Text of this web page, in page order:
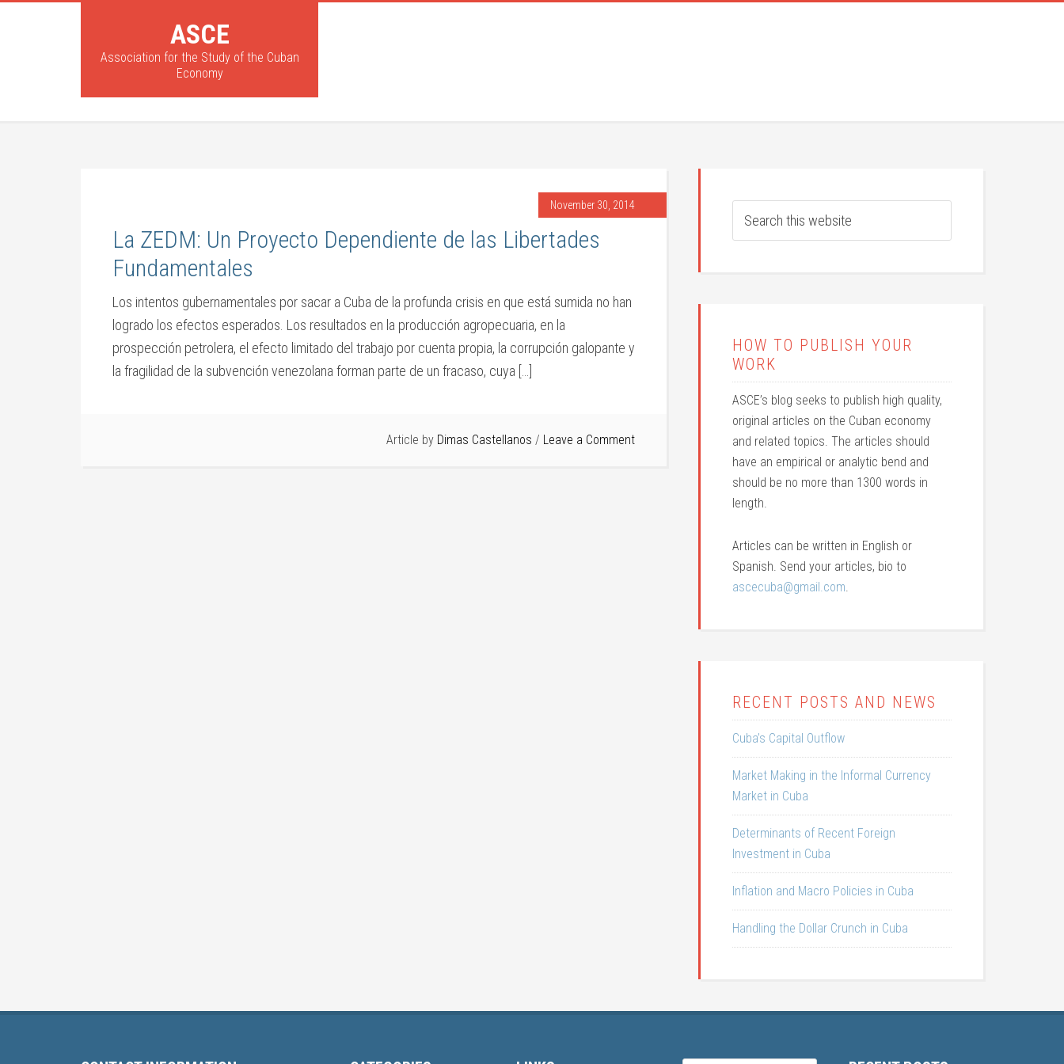
ASCE
Association for the Study of the Cuban
Economy
November 30, 2014
La ZEDM: Un Proyecto Dependiente de las Libertades
Fundamentales
Los intentos gubernamentales por sacar a Cuba de la profunda crisis en que está sumida no han
logrado los efectos esperados. Los resultados en la producción agropecuaria, en la
prospección petrolera, el efecto limitado del trabajo por cuenta propia, la corrupción galopante y
la fragilidad de la subvención venezolana forman parte de un fracaso, cuya […]
Article by Dimas Castellanos Leave a Comment
HOW TO PUBLISH YOUR
WORK
ASCE’s blog seeks to publish high quality,
original articles on the Cuban economy
and related topics. The articles should
have an empirical or analytic bend and
should be no more than 1300 words in
length.
Articles can be written in English or
Spanish. Send your articles, bio to
ascecuba@gmail.com.
RECENT POSTS AND NEWS
Cuba’s Capital Outflow
Market Making in the Informal Currency
Market in Cuba
Determinants of Recent Foreign
Investment in Cuba
Inflation and Macro Policies in Cuba
Handling the Dollar Crunch in Cuba